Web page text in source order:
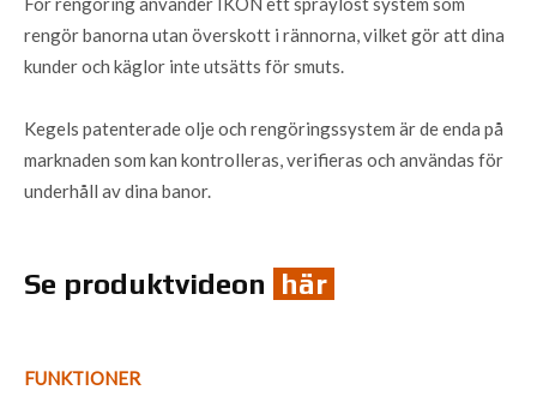
rengör banorna utan överskott i rännorna, vilket gör att dina
kunder och käglor inte utsätts för smuts.
Kegels patenterade olje och rengöringssystem är de enda på
marknaden som kan kontrolleras, verifieras och användas för
underhåll av dina banor.
Se produktvideon här
FUNKTIONER